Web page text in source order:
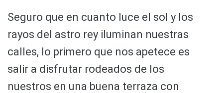
Seguro que en cuanto luce el sol y los
rayos del astro rey iluminan nuestras
calles, lo primero que nos apetece es
salir a disfrutar rodeados de los
nuestros en una buena terraza con